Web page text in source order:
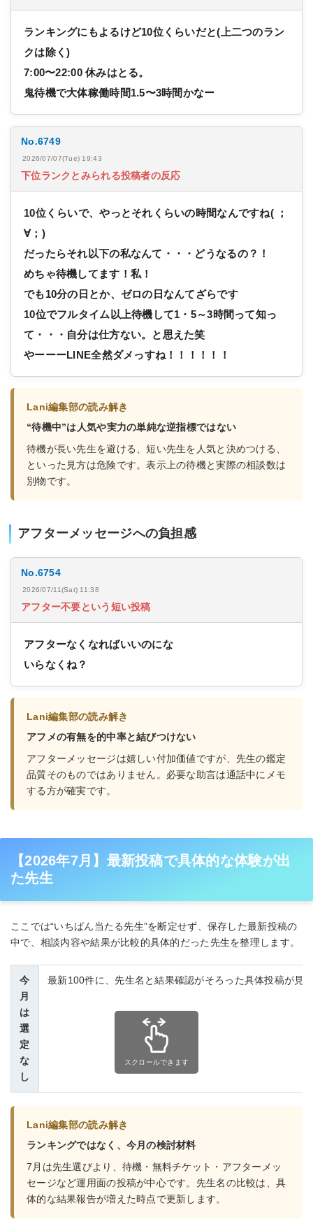
ランキングにもよるけど10位くらいだと(上二つのラン
クは除く)
7:00〜22:00 休みはとる。
鬼待機で大体稼働時間1.5〜3時間かなー
No.6749
2026/07/07(Tue) 19:43
下位ランクとみられる投稿者の反応
10位くらいで、やっとそれくらいの時間なんですね( ；
∀；)
だったらそれ以下の私なんて・・・どうなるの？！
めちゃ待機してます！私！
でも10分の日とか、ゼロの日なんてざらです
10位でフルタイム以上待機して1・5～3時間って知っ
て・・・自分は仕方ない。と思えた笑
やーーーLINE全然ダメっすね！！！！！！
Lani編集部の読み解き
“待機中”は人気や実力の単純な逆指標ではない
待機が長い先生を避ける、短い先生を人気と決めつける、
といった見方は危険です。表示上の待機と実際の相談数は
別物です。
アフターメッセージへの負担感
No.6754
2026/07/11(Sat) 11:38
アフター不要という短い投稿
アフターなくなればいいのにな
いらなくね？
Lani編集部の読み解き
アフメの有無を的中率と結びつけない
アフターメッセージは嬉しい付加価値ですが、先生の鑑定
品質そのものではありません。必要な助言は通話中にメモ
する方が確実です。
【2026年7月】最新投稿で具体的な体験が出
た先生
ここでは“いちばん当たる先生”を断定せず、保存した最新投稿の
中で、相談内容や結果が比較的具体的だった先生を整理します。
今
月
は
選
定
な
し
最新100件に、先生名と結果確認がそろった具体投稿が見
スクロールできます
Lani編集部の読み解き
ランキングではなく、今月の検討材料
7月は先生選びより、待機・無料チケット・アフターメッ
セージなど運用面の投稿が中心です。先生名の比較は、具
体的な結果報告が増えた時点で更新します。